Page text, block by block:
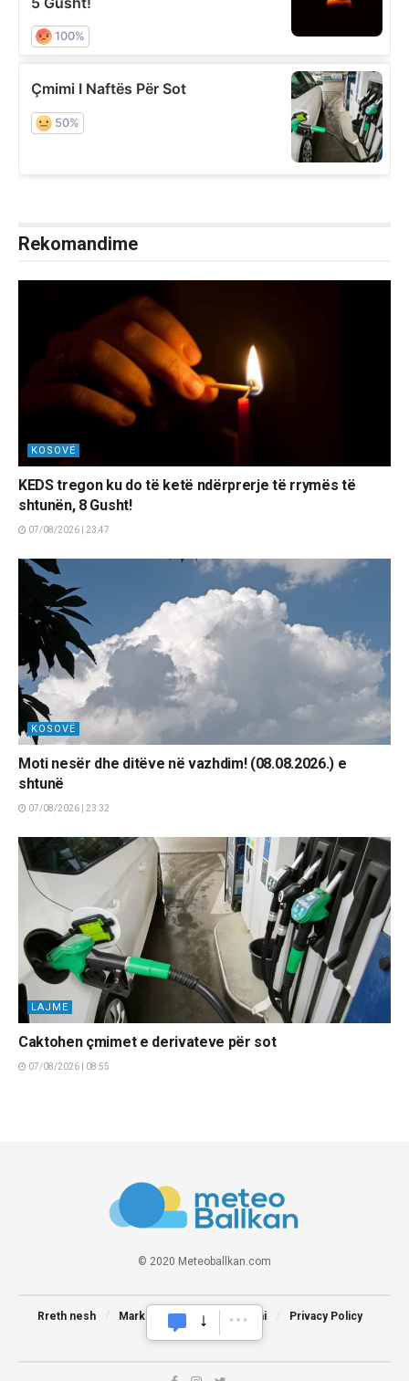
Rekomandime
KOSOVË
KEDS tregon ku do të ketë ndërprerje të rrymës të
shtunën, 8 Gusht!
07/08/2026 | 23:47
KOSOVË
Moti nesër dhe ditëve në vazhdim! (08.08.2026.) e
shtunë
07/08/2026 | 23:32
LAJME
Caktohen çmimet e derivateve për sot
07/08/2026 | 08:55
© 2020 Meteoballkan.com
Rreth nesh Marketing Na kontaktoni Privacy Policy